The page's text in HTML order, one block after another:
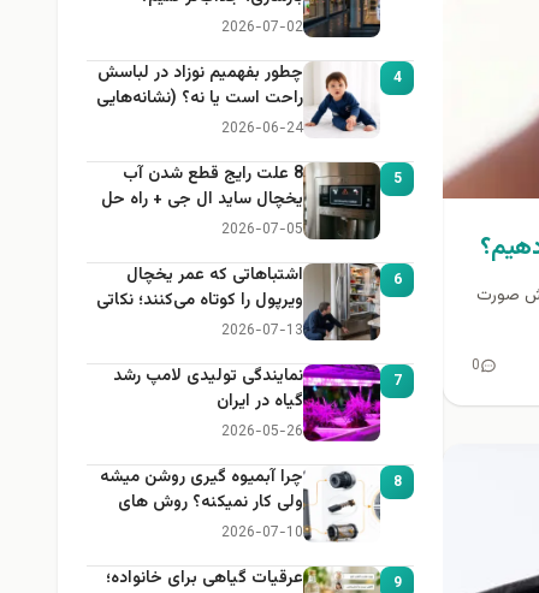
صورت
0
2026-07-02
4
چطور بفهمیم نوزاد در لباسش
راحت است یا نه؟ (نشانه‌هایی
که هر مادر باید بداند)
2026-06-24
5
8 علت رایج قطع شدن آب
یخچال ساید ال جی + راه حل
2026-07-05
6
اشتباهاتی که عمر یخچال
ویرپول را کوتاه می‌کنند؛ نکاتی
که باید بدانید
2026-07-13
7
نمایندگی تولیدی لامپ رشد
گیاه در ایران
2026-05-26
8
چرا آبمیوه گیری روشن میشه
ولی کار نمیکنه؟ روش های
عیب یابی
2026-07-10
9
عرقیات گیاهی برای خانواده؛